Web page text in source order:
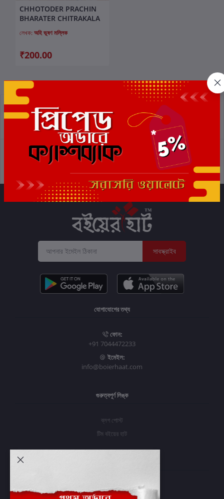
কার্টে যোগ করুন
CHHOTODER PRACHIN
BHARATER CHITRAKALA
লেখক: অহি ভূষণ মল্লিক
₹200.00
শর্তাবলী প্রত্যাবর্তন নীতিমালা
গোপনীয়তা নীতি
সাবস্ক্রাইব
যোগাযোগের তথ্য
ফোন:
+91 7044472233
ইমেইল:
info@boierhaat.com
গুরুত্বপূর্ণ লিঙ্ক
ব্লগ পোস্ট
টিম বইয়ের হাট
প্রবেশ করুন